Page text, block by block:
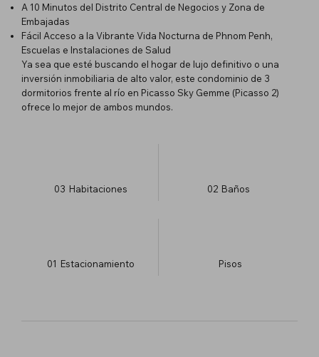
A 10 Minutos del Distrito Central de Negocios y Zona de
Embajadas
Fácil Acceso a la Vibrante Vida Nocturna de Phnom Penh,
Escuelas e Instalaciones de Salud
Ya sea que esté buscando el hogar de lujo definitivo o una
inversión inmobiliaria de alto valor, este condominio de 3
dormitorios frente al río en Picasso Sky Gemme (Picasso 2)
ofrece lo mejor de ambos mundos.
03 Habitaciones 02 Baños
01 Estacionamiento ​Pisos